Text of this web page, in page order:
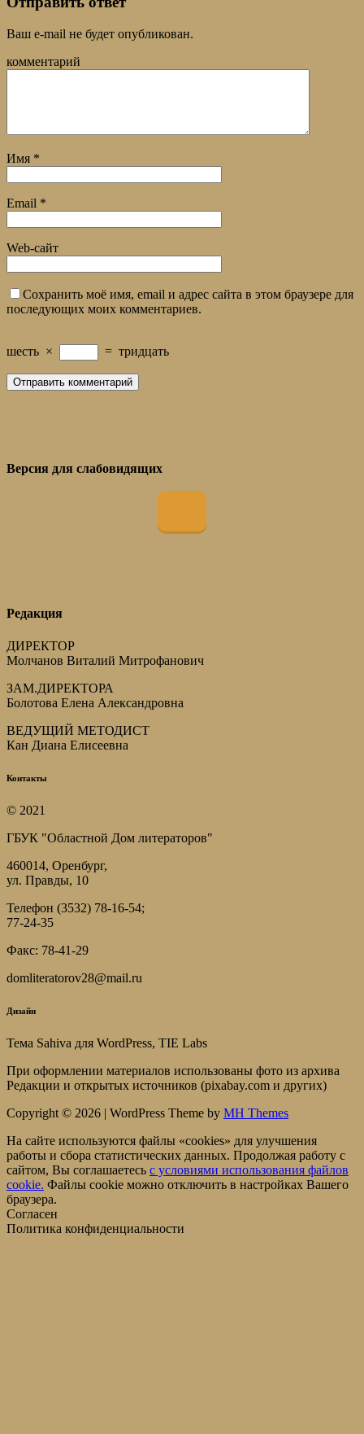
Ваш e-mail не будет опубликован.
комментарий
Имя *
Email *
Web-сайт
Сохранить моё имя, email и адрес сайта в этом браузере для
последующих моих комментариев.
шесть × = тридцать
Версия для слабовидящих
Редакция
ДИРЕКТОР
Молчанов Виталий Митрофанович
ЗАМ.ДИРЕКТОРА
Болотова Елена Александровна
ВЕДУЩИЙ МЕТОДИСТ
Кан Диана Елисеевна
Контакты
© 2021
ГБУК "Областной Дом литераторов"
460014, Оренбург,
ул. Правды, 10
Телефон (3532) 78-16-54;
77-24-35
Факс: 78-41-29
domliteratorov28@mail.ru
Дизайн
Тема Sahiva для WordPress, TIE Labs
При оформлении материалов использованы фото из архива
Редакции и открытых источников (pixabay.com и других)
Copyright © 2026 | WordPress Theme by MH Themes
На сайте используются файлы «cookies» для улучшения
работы и сбора статистических данных. Продолжая работу с
сайтом, Вы соглашаетесь c условиями использования файлов
cookie. Файлы cookie можно отключить в настройках Вашего
браузера.
Согласен
Политика конфиденциальности